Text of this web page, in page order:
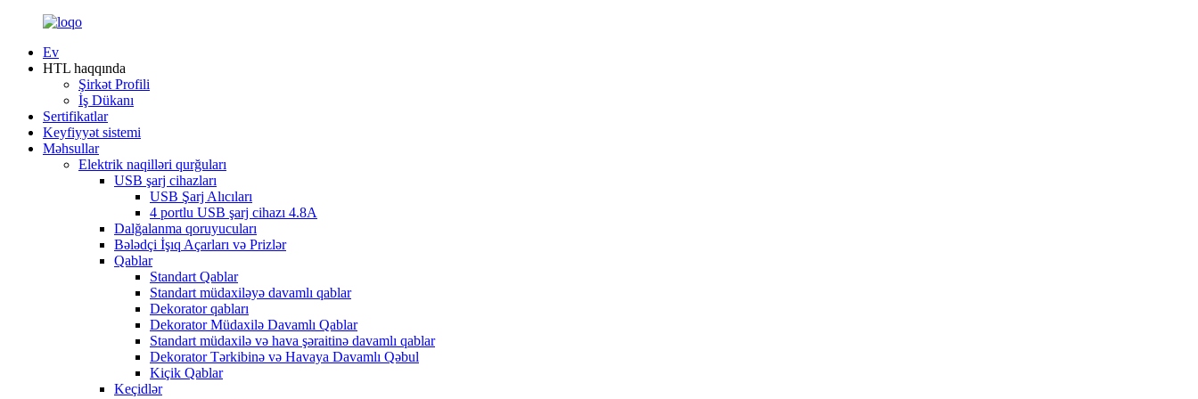
Ev
HTL haqqında
Şirkət Profili
İş Dükanı
Sertifikatlar
Keyfiyyət sistemi
Məhsullar
Elektrik naqilləri qurğuları
USB şarj cihazları
USB Şarj Alıcıları
4 portlu USB şarj cihazı 4.8A
Dalğalanma qoruyucuları
Bələdçi İşıq Açarları və Prizlər
Qablar
Standart Qablar
Standart müdaxiləyə davamlı qablar
Dekorator qabları
Dekorator Müdaxilə Davamlı Qablar
Standart müdaxilə və hava şəraitinə davamlı qablar
Dekorator Tərkibinə və Havaya Davamlı Qəbul
Kiçik Qablar
Keçidlər